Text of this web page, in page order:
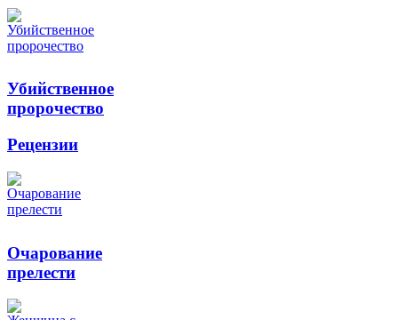
Убийственное
пророчество
Рецензии
Очарование
прелести